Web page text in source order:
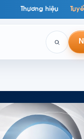
Thương hiệu